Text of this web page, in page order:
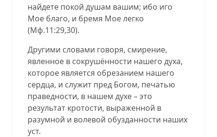
найдете покой душам вашим; ибо иго
Мое благо, и бремя Мое легко
(Мф.11:29,30).
Другими словами говоря, смирение,
явленное в сокрушённости нашего духа,
которое является обрезанием нашего
сердца, и служит пред Богом, печатью
праведности, в нашем духе – это
результат кротости, выраженной в
разумной и волевой обузданности наших
уст.